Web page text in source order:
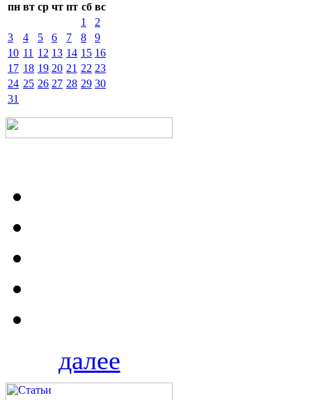
пн вт ср чт пт сб вс
1
2
3
4 5 6 7 8
9
10 11 12 13 14 15 16
17 18 19 20 21 22 23
24 25 26 27 28 29 30
31
далее